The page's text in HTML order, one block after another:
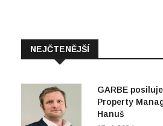
Hanuš
17. 4. 2024